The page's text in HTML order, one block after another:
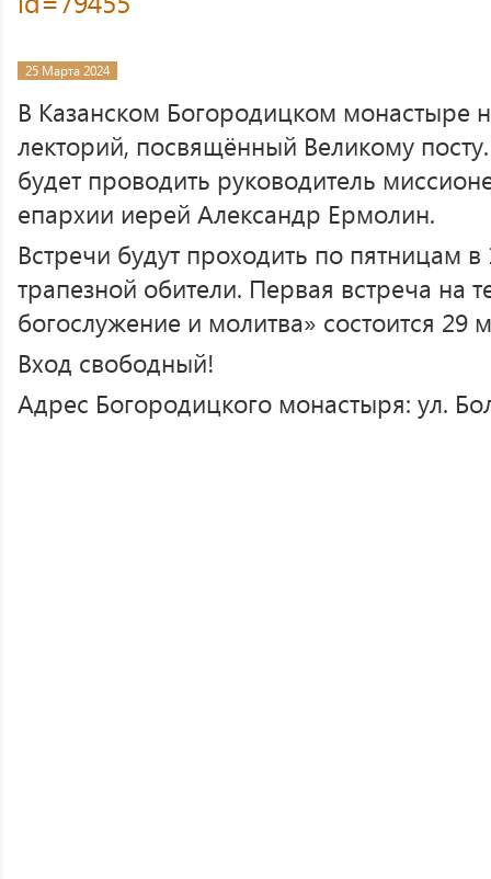
25 Марта 2024
В Казанском Богородицком монастыре
лекторий, посвящённый Великому
будет проводить руководитель
епархии иерей Александр Ермолин.
Встречи будут проходить по пятницам
трапезной обители. Первая встреча на
богослужение и молитва» состоится 29
Вход свободный!
Адрес Богородицкого монастыря: ул.